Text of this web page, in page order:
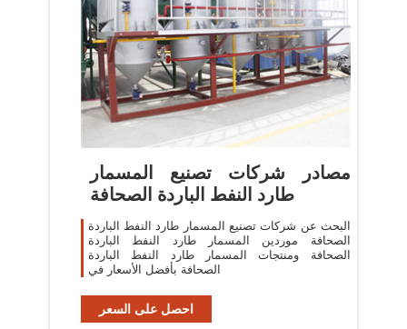
مصادر شركات تصنيع المسمار
طارد النفط الباردة الصحافة
البحث عن شركات تصنيع المسمار طارد النفط الباردة
الصحافة موردين المسمار طارد النفط الباردة
الصحافة ومنتجات المسمار طارد النفط الباردة
الصحافة بأفضل الأسعار في
احصل على السعر